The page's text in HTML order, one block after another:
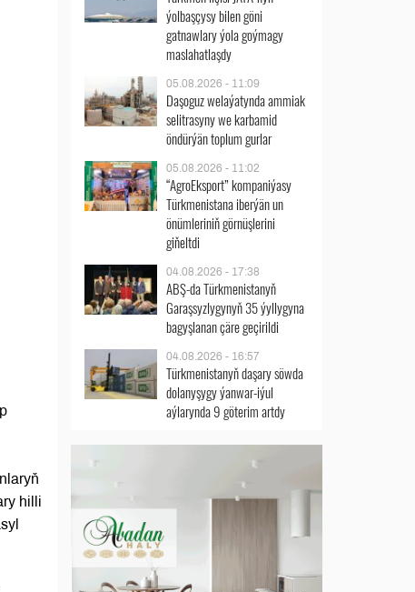
hilli
ýolbaşçysy bilen göni
gatnawlary ýola goýmagy
maslahatlaşdy
05.08.2026 - 11:09
Daşoguz welaýatynda ammiak
selitrasyny we karbamid
öndürýän toplum gurlar
05.08.2026 - 11:02
“AgroEksport” kompaniýasy
Türkmenistana iberýän un
önümleriniň görnüşlerini
giňeltdi
04.08.2026 - 17:38
ABŞ-da Türkmenistanyň
Garaşsyzlygynyň 35 ýyllygyna
bagyşlanan çäre geçirildi
04.08.2026 - 16:57
Türkmenistanyň daşary söwda
dolanyşygy ýanwar-iýul
aýlarynda 9 göterim artdy